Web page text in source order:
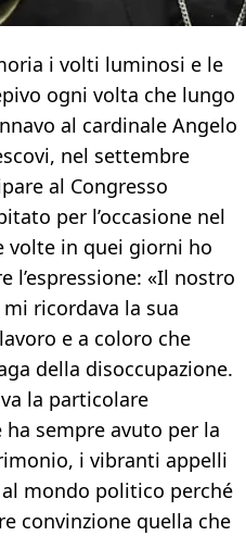
i volti luminosi e le
ogni volta che lungo
al cardinale Angelo
nel settembre
al Congresso
per l’occasione nel
volte in quei giorni ho
l’espressione: «Il nostro
ricordava la sua
e a coloro che
della disoccupazione.
la particolare
sempre avuto per la
i vibranti appelli
mondo politico perché
convinzione quella che